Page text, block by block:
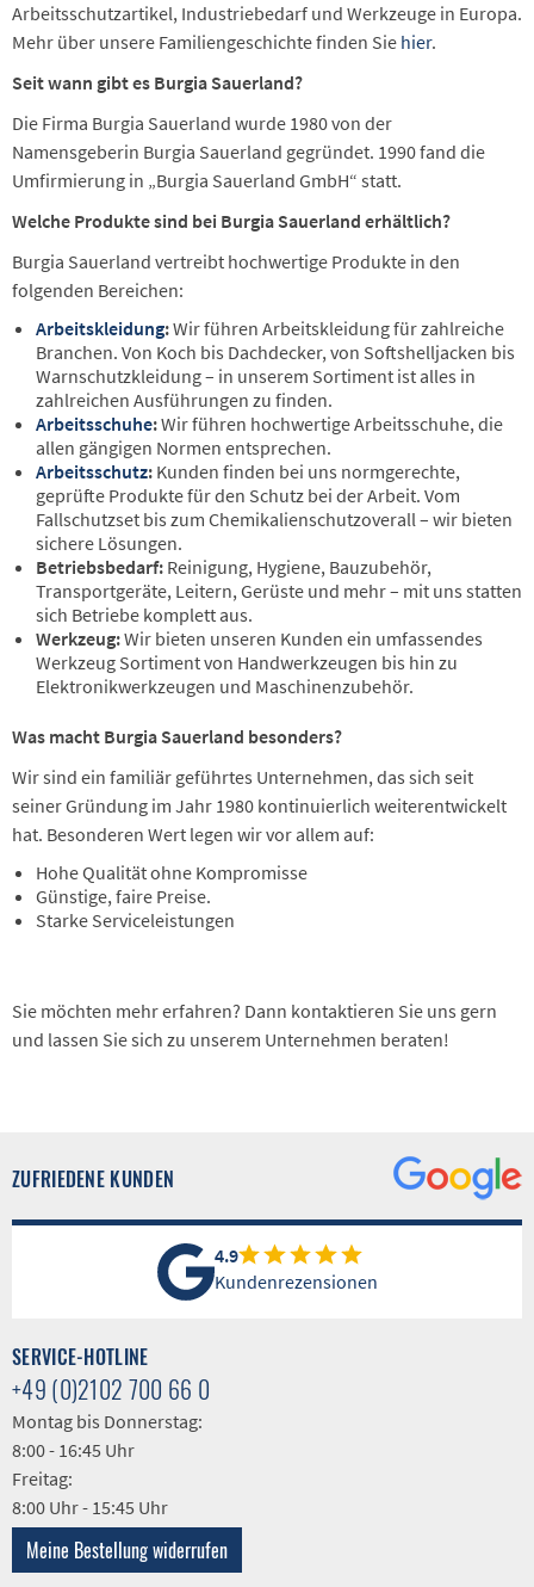
Arbeitsschutzartikel, Industriebedarf und Werkzeuge in Europa.
Mehr über unsere Familiengeschichte finden Sie hier.
Seit wann gibt es Burgia Sauerland?
Die Firma Burgia Sauerland wurde 1980 von der
Namensgeberin Burgia Sauerland gegründet. 1990 fand die
Umfirmierung in „Burgia Sauerland GmbH“ statt.
Welche Produkte sind bei Burgia Sauerland erhältlich?
Burgia Sauerland vertreibt hochwertige Produkte in den
folgenden Bereichen:
Arbeitskleidung:Wir führen Arbeitskleidung für zahlreiche
Branchen. Von Koch bis Dachdecker, von Softshelljacken bis
Warnschutzkleidung – in unserem Sortiment ist alles in
zahlreichen Ausführungen zu finden.
Arbeitsschuhe:Wir führen hochwertige Arbeitsschuhe, die
allen gängigen Normen entsprechen.
Arbeitsschutz: Kunden finden bei uns normgerechte,
geprüfte Produkte für den Schutz bei der Arbeit. Vom
Fallschutzset bis zum Chemikalienschutzoverall – wir bieten
sichere Lösungen.
Betriebsbedarf: Reinigung, Hygiene, Bauzubehör,
Transportgeräte, Leitern, Gerüste und mehr – mit uns statten
sich Betriebe komplett aus.
Werkzeug:Wir bieten unseren Kunden ein umfassendes
Werkzeug Sortiment von Handwerkzeugen bis hin zu
Elektronikwerkzeugen und Maschinenzubehör.
Was macht Burgia Sauerland besonders?
Wir sind ein familiär geführtes Unternehmen, das sich seit
seiner Gründung im Jahr 1980 kontinuierlich weiterentwickelt
hat. Besonderen Wert legen wir vor allem auf:
Hohe Qualität ohne Kompromisse
Günstige, faire Preise.
Starke Serviceleistungen
Sie möchten mehr erfahren? Dann kontaktieren Sie uns gern
und lassen Sie sich zu unserem Unternehmen beraten!
ZUFRIEDENE KUNDEN
4.9
Kundenrezensionen
SERVICE-HOTLINE
+49 (0)2102 700 66 0
Montag bis Donnerstag:
8:00 - 16:45 Uhr
Freitag:
8:00 Uhr - 15:45 Uhr
Meine Bestellung widerrufen